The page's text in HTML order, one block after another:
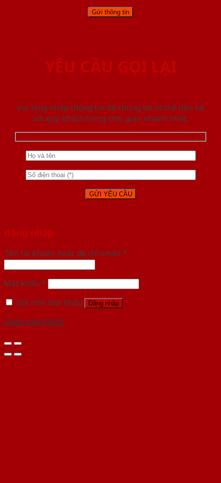
YÊU CẦU GỌI LẠI
Vui lòng nhập thông tin để chúng tôi có thể liên hệ
với quý khách trong thời gian nhanh nhất.
Đăng nhập
Tên tài khoản hoặc địa chỉ email *
Mật khẩu *
Ghi nhớ mật khẩu
Đăng nhập
Quên mật khẩu?